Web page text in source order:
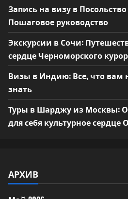
Запись на визу в
Пошаговое руководство
Экскурсии в Сочи:
сердце Черноморского
Визы в Индию: Все, что вам
знать
Туры в Шарджу из Москвы:
для себя культурное сердце
АРХИВ